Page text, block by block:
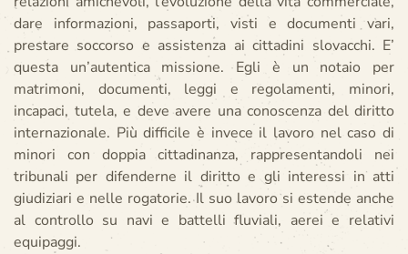
dare informazioni, passaporti, visti e documenti vari,
prestare soccorso e assistenza ai cittadini slovacchi. E’
questa un’autentica missione. Egli è un notaio per
matrimoni, documenti, leggi e regolamenti, minori,
incapaci, tutela, e deve avere una conoscenza del diritto
internazionale. Più difficile è invece il lavoro nel caso di
minori con doppia cittadinanza, rappresentandoli nei
tribunali per difenderne il diritto e gli interessi in atti
giudiziari e nelle rogatorie. Il suo lavoro si estende anche
al controllo su navi e battelli fluviali, aerei e relativi
equipaggi.